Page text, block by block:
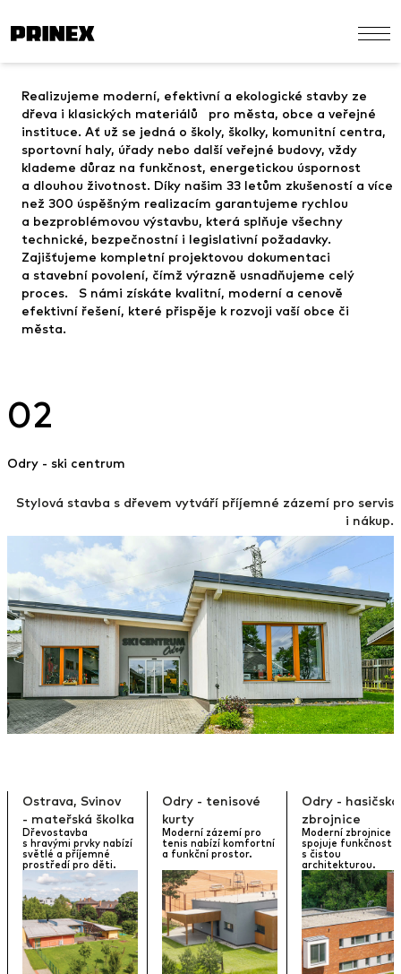
Realizujeme moderní, efektivní a ekologické stavby ze
dřeva i klasických materiálů pro města, obce a veřejné
instituce. Ať už se jedná o školy, školky, komunitní centra,
sportovní haly, úřady nebo další veřejné budovy, vždy
klademe důraz na funkčnost, energetickou úspornost
a dlouhou životnost. Díky našim 33 letům zkušeností a více
než 300 úspěšným realizacím garantujeme rychlou
a bezproblémovou výstavbu, která splňuje všechny
technické, bezpečnostní i legislativní požadavky.
Zajišťujeme kompletní projektovou dokumentaci
a stavební povolení, čímž výrazně usnadňujeme celý
proces. S námi získáte kvalitní, moderní a cenově
efektivní řešení, které přispěje k rozvoji vaší obce či
města.
02
Odry - ski centrum
Stylová stavba s dřevem vytváří příjemné zázemí pro servis
i nákup.
Ostrava, Svinov
- mateřská školka
Dřevostavba
s hravými prvky nabízí
světlé a příjemné
prostředí pro děti.
Odry - tenisové
kurty
Moderní zázemí pro
tenis nabízí komfortní
a funkční prostor.
Odry - hasičská
zbrojnice
Moderní zbrojnice
spojuje funkčnost
s čistou
architekturou.